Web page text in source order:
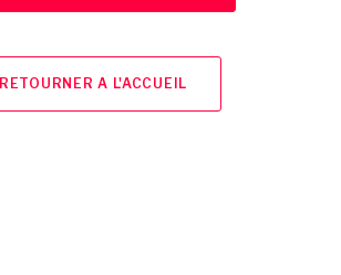
RETOURNER A L'ACCUEIL